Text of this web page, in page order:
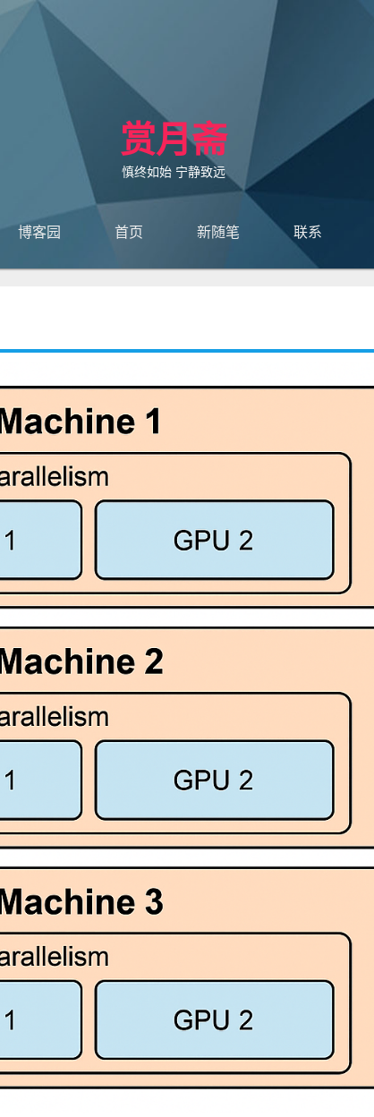
赏月斋
慎终如始 宁静致远
博客园 首页 新随笔 联系